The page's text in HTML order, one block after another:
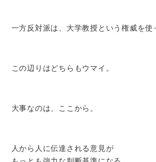
一方反対派は、大学教授という権威を使
この辺りはどちらもウマイ。
大事なのは、ここから。
人から人に伝達される意見が